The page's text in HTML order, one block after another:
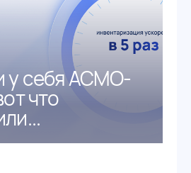
у себя АСМО-
что